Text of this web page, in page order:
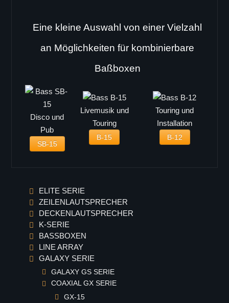
Eine kleine Auswahl von einer Vielzahl
an Möglichkeiten für kombinierbare
Baßboxen
Disco und
Pub
SB-15
Livemusik und
Touring
B-15
Touring und
Installation
B-12
ELITE SERIE
ZEILENLAUTSPRECHER
DECKENLAUTSPRECHER
K-SERIE
BASSBOXEN
LINE ARRAY
GALAXY SERIE
GALAXY GS SERIE
COAXIAL GX SERIE
GX-15